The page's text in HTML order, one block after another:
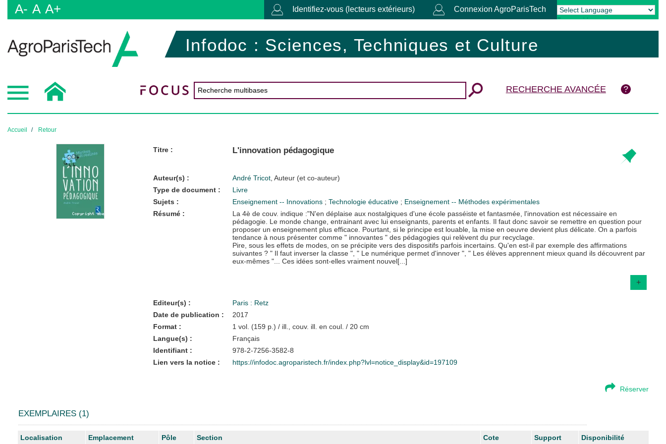
A- A A+ Identifiez-vous (lecteurs extérieurs) Connexion AgroParisTech
Powered by Translate
Infodoc : Sciences, Techniques et Culture
RECHERCHE AVANCÉE
Accueil Retour
Titre : L'innovation pédagogique
Auteur(s) : André Tricot, Auteur (et co-auteur)
Type de document :
Livre
Sujets :
Enseignement -- Innovations ; Technologie éducative ; Enseignement -- Méthodes expérimentales
Résumé :
La 4è de couv. indique :"N'en déplaise aux nostalgiques d'une école passéiste et fantasmée, l'innovation est nécessaire en
pédagogie. Le monde change, entrainant avec lui enseignants, parents et enfants. Il faut donc savoir se remettre en question pour
proposer un enseignement plus efficace. Pourtant, si le principe est louable, la mise en oeuvre devient plus délicate. On a parfois
tendance à nous présenter comme " innovantes " des pédagogies qui relèvent du pur recyclage.
Pire, sous les effets de modes, on se précipite vers des dispositifs parfois incertains. Qu'en est-il par exemple des affirmations
suivantes ? " Il faut inverser la classe ", " Le numérique permet d'innover ", " Les élèves apprennent mieux quand ils découvrent par
eux-mêmes "... Ces idées sont-elles vraiment nouvel[...]
+
Editeur(s) :
Paris : Retz
Date de publication :
2017
Format :
1 vol. (159 p.) / ill., couv. ill. en coul. / 20 cm
Langue(s) :
Français
Identifiant :
978-2-7256-3582-8
Lien vers la notice :
https://infodoc.agroparistech.fr/index.php?lvl=notice_display&id=197109
Réserver
EXEMPLAIRES (1)
Liste des exemplaires
Localisation Emplacement Pôle Section Cote Support Disponibilité